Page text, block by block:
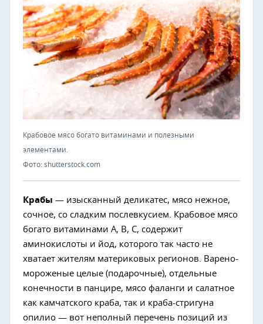
Крабовое мясо богато витаминами и полезными
элементами.
Фото: shutterstock.com
Крабы — изысканный деликатес, мясо нежное,
сочное, со сладким послевкусием. Крабовое мясо
богато витаминами А, В, С, содержит
аминокислоты и йод, которого так часто не
хватает жителям материковых регионов. Варено-
мороженые целые (подарочные), отдельные
конечности в панцире, мясо фаланги и салатное
как камчатского краба, так и краба-стригуна
опилио — вот неполный перечень позиций из